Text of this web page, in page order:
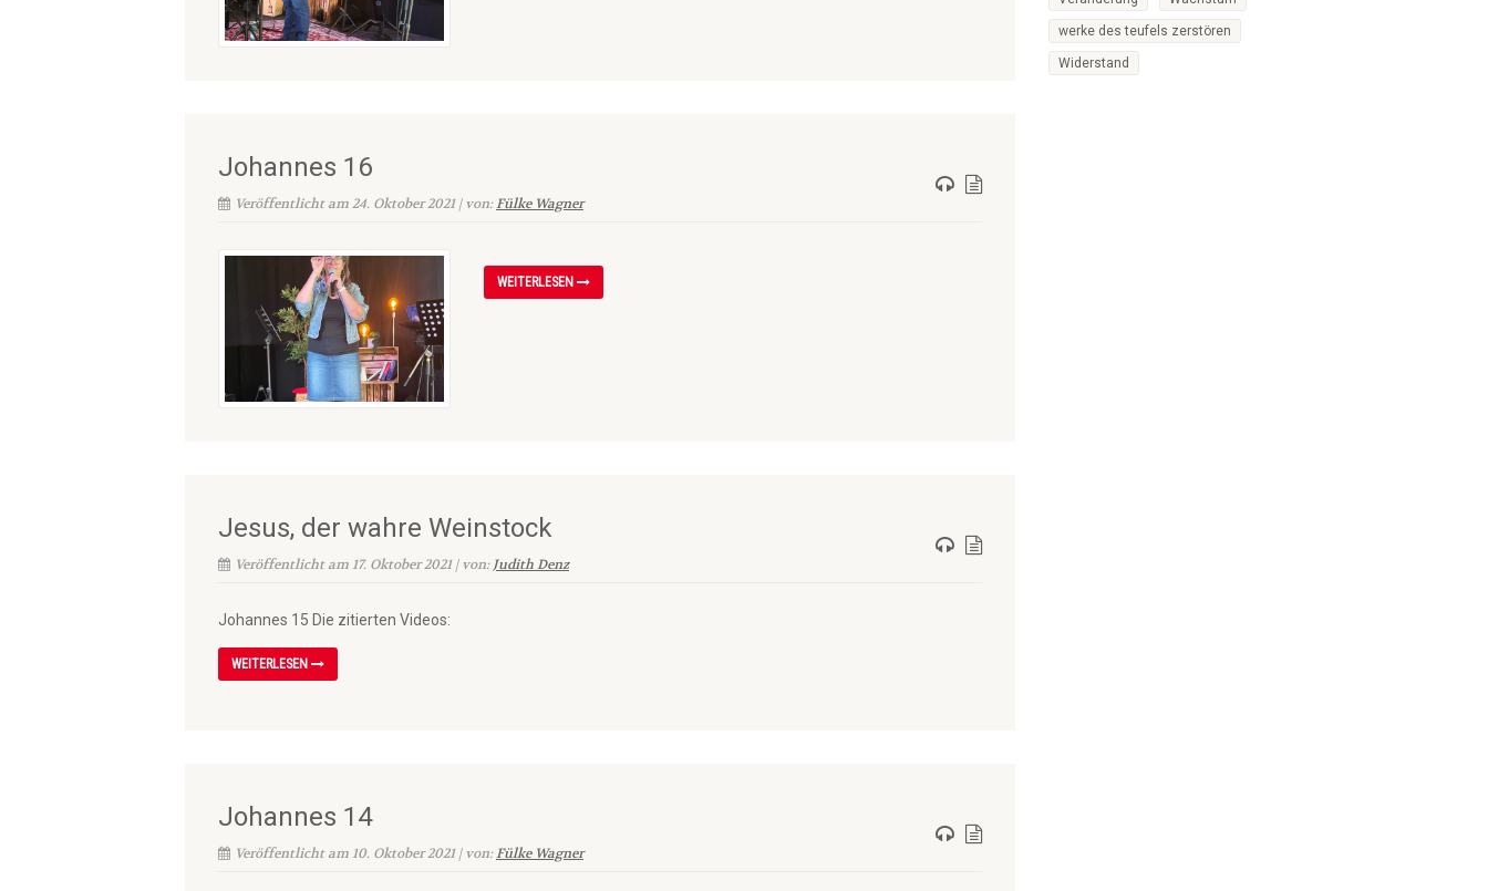
Johannes 16
Veröffentlicht am 24. Oktober 2021 | von:Fülke Wagner
WEITERLESEN
Jesus, der wahre Weinstock
Veröffentlicht am 17. Oktober 2021 | von:Judith Denz
Johannes 15 Die zitierten Videos:
WEITERLESEN
Johannes 14
Veröffentlicht am 10. Oktober 2021 | von:Fülke Wagner
werke des teufels zerstören
Widerstand